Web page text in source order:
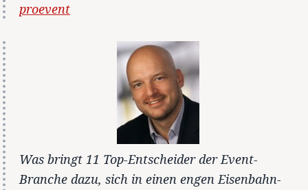
proevent
Was bringt 11 Top-Entscheider der Event-
Branche dazu, sich in einen engen Eisenbahn-